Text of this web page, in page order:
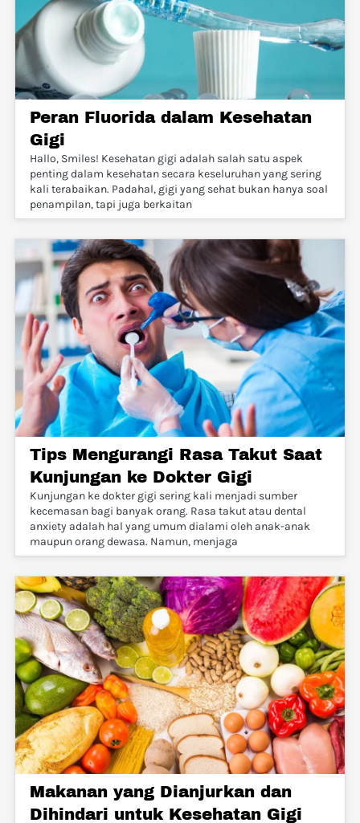
Peran Fluorida dalam Kesehatan
Gigi
Hallo, Smiles! Kesehatan gigi adalah salah satu aspek
penting dalam kesehatan secara keseluruhan yang sering
kali terabaikan. Padahal, gigi yang sehat bukan hanya soal
penampilan, tapi juga berkaitan
Tips Mengurangi Rasa Takut Saat
Kunjungan ke Dokter Gigi
Kunjungan ke dokter gigi sering kali menjadi sumber
kecemasan bagi banyak orang. Rasa takut atau dental
anxiety adalah hal yang umum dialami oleh anak-anak
maupun orang dewasa. Namun, menjaga
Makanan yang Dianjurkan dan
Dihindari untuk Kesehatan Gigi